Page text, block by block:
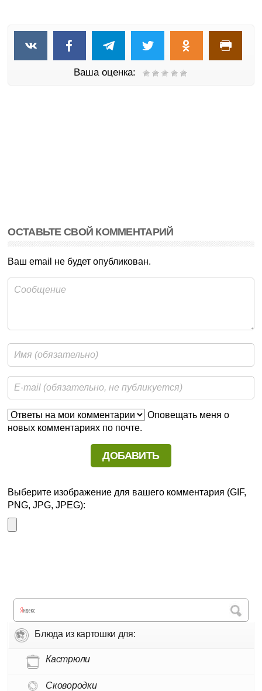
Ваша оценка:
ОСТАВЬТЕ СВОЙ КОММЕНТАРИЙ
Ваш email не будет опубликован.
Оповещать меня о
новых комментариях по почте.
Выберите изображение для вашего комментария (GIF,
PNG, JPG, JPEG):
Блюда из картошки для:
Кастрюли
Сковородки